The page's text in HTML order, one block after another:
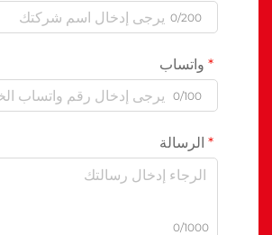
0/200
واتساب
0/100
الرسالة
0/1000